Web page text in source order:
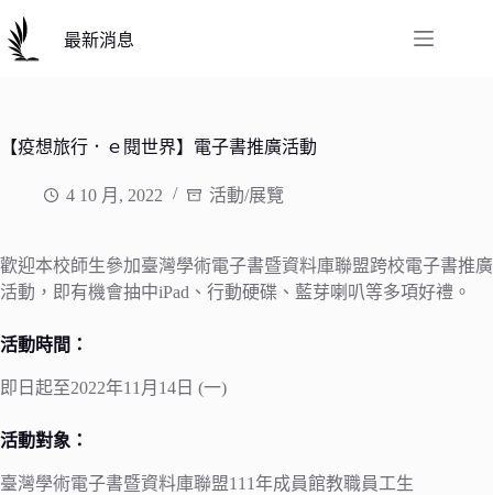
至
主
容
最新消息
【疫想旅行．ｅ閱世界】電子書推廣活動
4 10 月, 2022 活動/展覽
歡迎本校師生參加臺灣學術電子書暨資料庫聯盟跨校電子書推廣
活動，即有機會抽中iPad、行動硬碟、藍芽喇叭等多項好禮。
活動時間：
即日起至2022年11月14日 (一)
活動對象：
臺灣學術電子書暨資料庫聯盟111年成員館教職員工生